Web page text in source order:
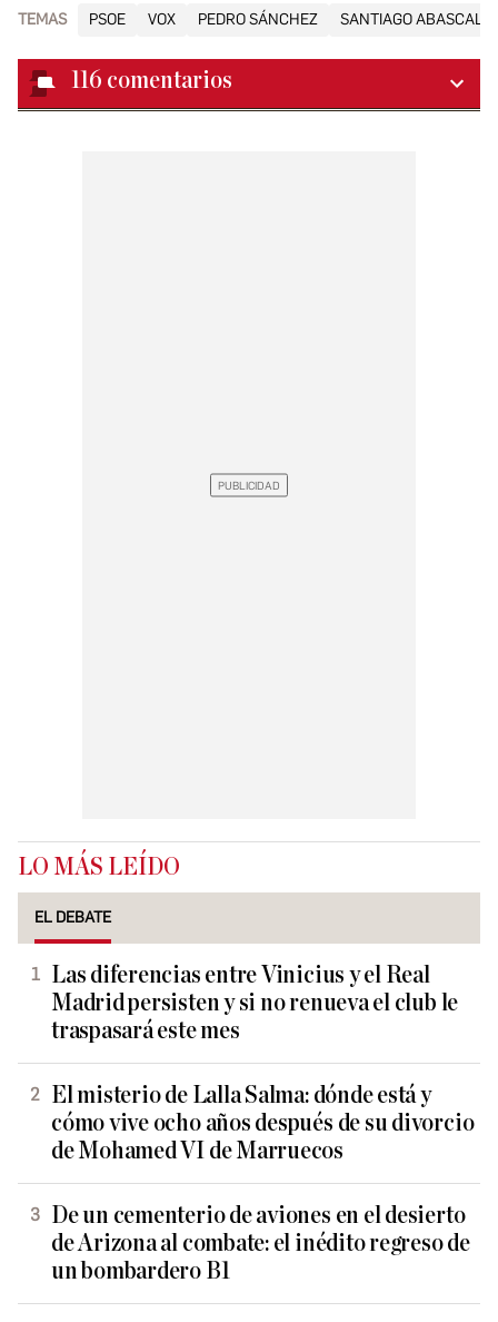
TEMAS PSOE VOX PEDRO SÁNCHEZ SANTIAGO ABASCAL
116 comentarios
LO MÁS LEÍDO
EL DEBATE
Las diferencias entre Vinicius y el Real
Madrid persisten y si no renueva el club le
traspasará este mes
El misterio de Lalla Salma: dónde está y
cómo vive ocho años después de su divorcio
de Mohamed VI de Marruecos
De un cementerio de aviones en el desierto
de Arizona al combate: el inédito regreso de
un bombardero B1